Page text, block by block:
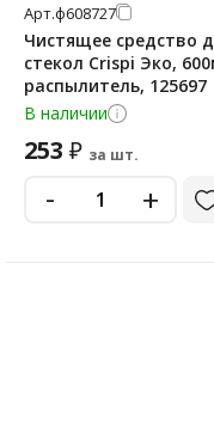
Арт.ф608727
Чистящее средство
стекол Crispi Эко,
распылитель, 125697
В наличии
253 ₽ за шт.
- +